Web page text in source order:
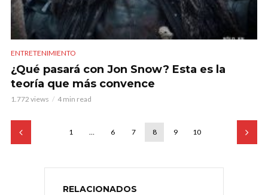
ENTRETENIMIENTO
¿Qué pasará con Jon Snow? Esta es la
teoría que más convence
1.772 views 4 min read
1 … 6 7 8 9 10
RELACIONADOS